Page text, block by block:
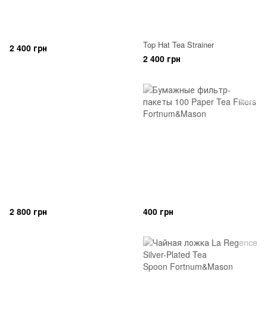
2 400 грн Top Hat Tea Strainer
2 400 грн
2 800 грн 400 грн